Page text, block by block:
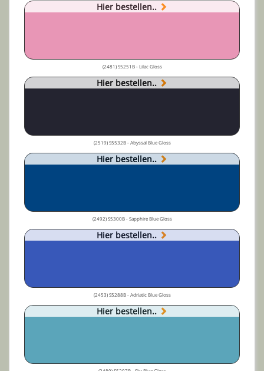
Hier bestellen..
(2481) S5251B - Lilac Gloss
Hier bestellen..
(2519) S5532B - Abyssal Blue Gloss
Hier bestellen..
(2492) S5300B - Sapphire Blue Gloss
Hier bestellen..
(2453) S5288B - Adriatic Blue Gloss
Hier bestellen..